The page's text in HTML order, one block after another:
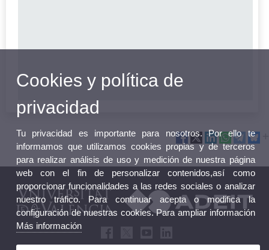
Cookies y política de
privacidad
Tu privacidad es importante para nosotros. Por ello te
informamos que utilizamos cookies propias y de terceros
para realizar análisis de uso y medición de nuestra página
web con el fin de personalizar contenidos,así como
proporcionar funcionalidades a las redes sociales o analizar
nuestro tráfico. Para continuar acepta o modifica la
configuración de nuestras cookies. Para ampliar información
Más información